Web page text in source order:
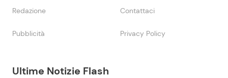
Ultime Notizie Flash
Redazione Contattaci
Pubblicità Privacy Policy